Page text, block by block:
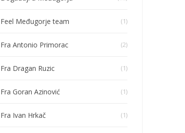
Feel Međugorje team (1)
Fra Antonio Primorac (2)
Fra Dragan Ruzic (1)
Fra Goran Azinović (1)
Fra Ivan Hrkač (1)